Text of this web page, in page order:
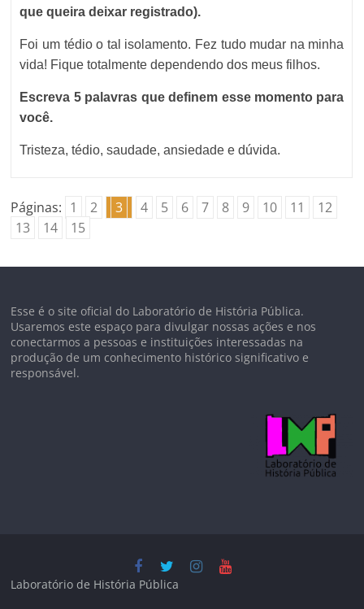
que queira deixar registrado).
Foi um tédio o tal isolamento. Fez tudo mudar na minha
vida! Fique totalmente dependendo dos meus filhos.
Escreva 5 palavras que definem esse momento para
você.
Tristeza, tédio, saudade, ansiedade e dúvida.
Páginas: 1 2 3 4 5 6 7 8 9 10 11
12
13
14 15
Esse é o site oficial do Laboratório de História Pública.
Usaremos este espaço para divulgar nossas ações e nos
conectarmos a pessoas e instituições interessadas na
produção de um conhecimento histórico significativo e
responsável.
Laboratório de História Pública